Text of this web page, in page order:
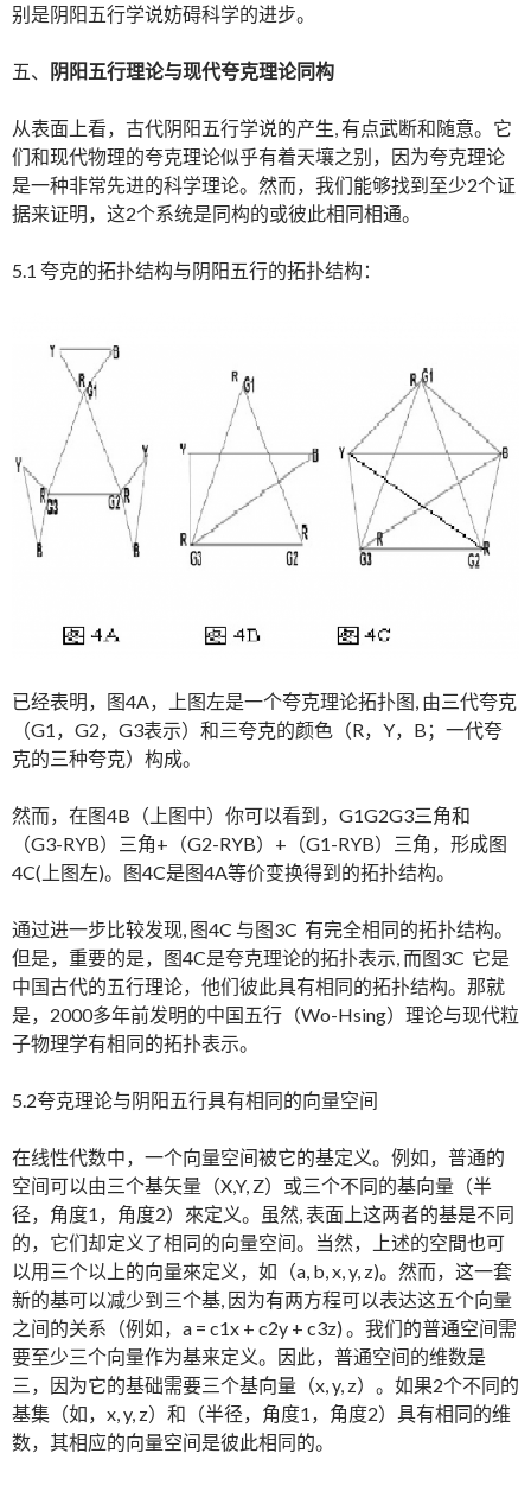
别是阴阳五行学说妨碍科学的进步。
五、 阴阳五行理论与现代夸克理论同构
从表面上看，古代阴阳五行学说的产生, 有点武断和随意。它
们和现代物理的夸克理论似乎有着天壤之别，因为夸克理论
是一种非常先进的科学理论。然而，我们能够找到至少2个证
据来证明，这2个系统是同构的或彼此相同相通。
5.1 夸克的拓扑结构与阴阳五行的拓扑结构：
已经表明，图4A，上图左是一个夸克理论拓扑图, 由三代夸克
（G1，G2，G3表示）和三夸克的颜色（R，Y，B；一代夸
克的三种夸克）构成。
然而，在图4B（上图中）你可以看到，G1G2G3三角和
（G3-RYB）三角+（G2-RYB）+（G1-RYB）三角，形成图
4C(上图左)。图4C是图4A等价变换得到的拓扑结构。
通过进一步比较发现, 图4C 与图3C 有完全相同的拓扑结构。
但是，重要的是，图4C是夸克理论的拓扑表示, 而图3C 它是
中国古代的五行理论，他们彼此具有相同的拓扑结构。那就
是，2000多年前发明的中国五行（Wo-Hsing）理论与现代粒
子物理学有相同的拓扑表示。
5.2夸克理论与阴阳五行具有相同的向量空间
在线性代数中，一个向量空间被它的基定义。例如，普通的
空间可以由三个基矢量（X,Y, Z）或三个不同的基向量（半
径，角度1，角度2）來定义。虽然, 表面上这两者的基是不同
的，它们却定义了相同的向量空间。当然，上述的空間也可
以用三个以上的向量來定义，如（a, b, x, y, z)。然而，这一套
新的基可以减少到三个基, 因为有两方程可以表达这五个向量
之间的关系（例如，a = c1x + c2y + c3z) 。我们的普通空间需
要至少三个向量作为基来定义。因此，普通空间的维数是
三，因为它的基础需要三个基向量（x, y, z）。如果2个不同的
基集（如，x, y, z）和（半径，角度1，角度2）具有相同的维
数，其相应的向量空间是彼此相同的。